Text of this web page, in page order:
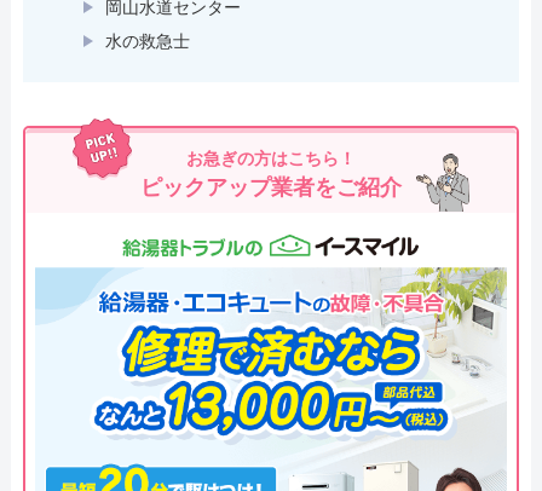
岡山水道センター
水の救急士
お急ぎの方はこちら！
ピックアップ業者をご紹介